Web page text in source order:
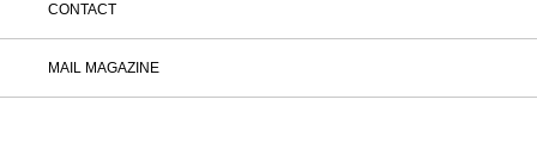
CONTACT
MAIL MAGAZINE